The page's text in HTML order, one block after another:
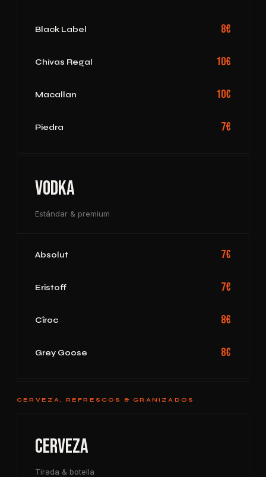
Black Label 8€
Chivas Regal 10€
Macallan 10€
Piedra 7€
Vodka
Estándar & premium
Absolut 7€
Eristoff 7€
Cîroc 8€
Grey Goose 8€
CERVEZA, REFRESCOS & GRANIZADOS
Cerveza
Tirada & botella